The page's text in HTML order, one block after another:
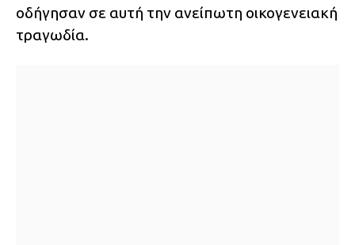
οδήγησαν σε αυτή την ανείπωτη οικογενειακή
τραγωδία.